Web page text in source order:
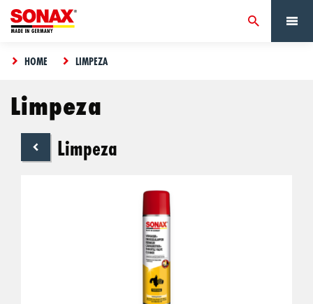
HOME LIMPEZA
Limpeza
Limpeza